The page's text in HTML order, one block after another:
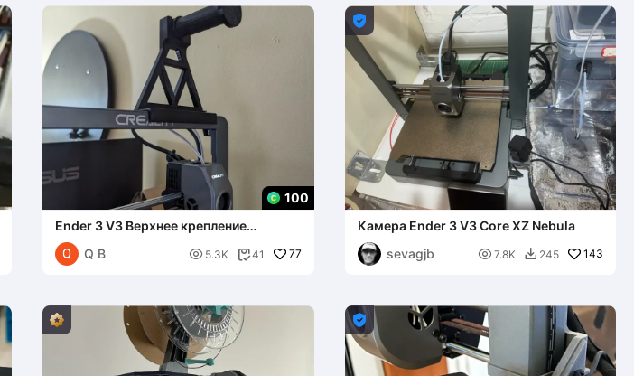
100
Ender 3 V3 Верхнее крепление
катушки для гибких материалов
Q B
 5.3K 41 77

Камера Ender 3 V3 Core XZ Nebula
sevagjb
 7.8K  245 143
